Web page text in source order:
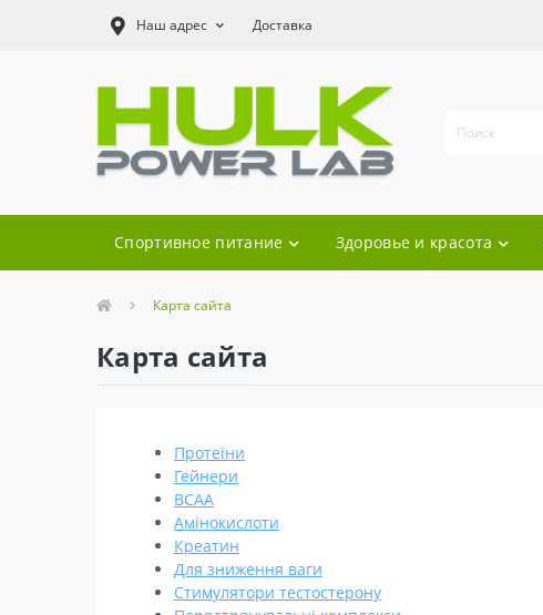
Наш адрес Доставка
Спортивное питание Здоровье и красота
Карта сайта
Карта сайта
Протеїни
Гейнери
BCAA
Амінокислоти
Креатин
Для зниження ваги
Стимулятори тестостерону